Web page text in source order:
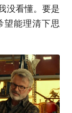
没看懂。要是
能理清下思